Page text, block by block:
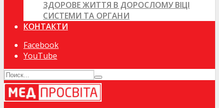
ЗДОРОВЕ ЖИТТЯ В ДОРОСЛОМУ ВІЦІ
СИСТЕМИ ТА ОРГАНИ
КОНТАКТИ
Facebook
YouTube